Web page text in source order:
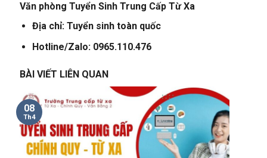
Văn phòng Tuyển Sinh Trung Cấp Từ Xa
Địa chỉ: Tuyển sinh toàn quốc
Hotline/Zalo: 0965.110.476
BÀI VIẾT LIÊN QUAN
08
Th4